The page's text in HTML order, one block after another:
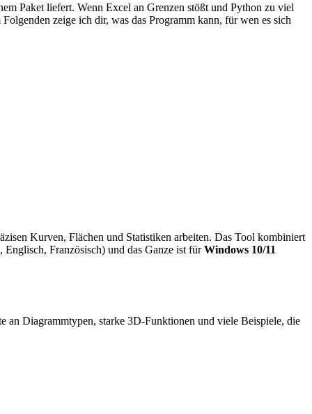
Paket liefert. Wenn Excel an Grenzen stößt und Python zu viel
zeige ich dir, was das Programm kann, für wen es sich
Kurven, Flächen und Statistiken arbeiten. Das Tool kombiniert
Englisch, Französisch) und das Ganze ist fürWindows 10/11
an Diagrammtypen, starke 3D-Funktionen und viele Beispiele, die